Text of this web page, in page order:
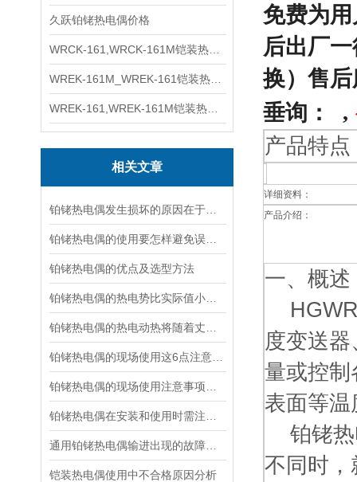
久跃铂铑热电偶价格
相关文章
铂铑热电偶的优点及选型方法
铠装热电偶使用中不合格原因分析
免费为
后出厂
换）售
垂询： ,
产品特点
详细资料：
产品介绍：
一、概述
HGWR
度变送
量或控
表面等温
铂铑热
不同时，